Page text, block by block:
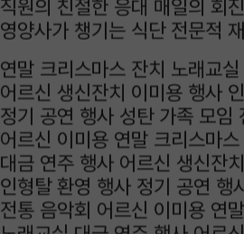
영양사가 챙기는 식단 전문적 재
직원의 친절한 응대 매일의 회진
영양사가 챙기는 식단 전문적
연말 크리스마스 잔치 노래교실
어르신 생신잔치 이미용 행사
정기 공연 행사
성탄 가족 모임
어르신 이미용 연말 크리스마스
대금 연주 행사 어르신 생신잔치
인형탈 환영 행사 정기 공연 행
전통 음악회 어르신 이미용 연
노래교실 대금 연주 행사 어르
이미용 행사 인형탈 환영 행사
성탄 가족 모임 전통 음악회 어